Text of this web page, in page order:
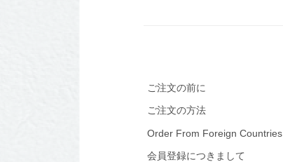
ご注文の前に
ご注文の方法
Order From Foreign Countries
会員登録につきまして